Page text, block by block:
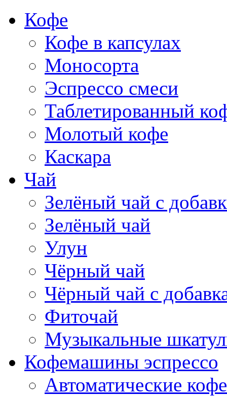
Кофе
Кофе в капсулах
Моносорта
Эспрессо смеси
Таблетированный
Молотый кофе
Каскара
Чай
Зелёный чай с
Зелёный чай
Улун
Чёрный чай
Чёрный чай с
Фиточай
Музыкальные
Кофемашины эспрессо
Автоматические